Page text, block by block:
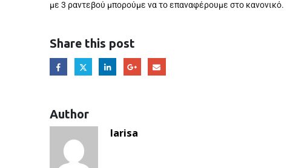
με 3 ραντεβού μπορούμε να το επαναφέρουμε στο κανονικό.
Share this post
Author
larisa